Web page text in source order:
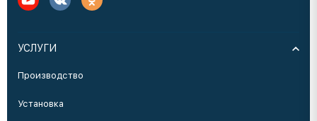
УСЛУГИ
Производство
Установка